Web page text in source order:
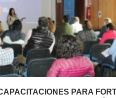
PARA